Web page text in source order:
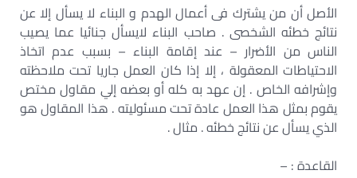
الأصل أن من يشترك فى أعمال الهدم و البناء لا يسأل إلا عن
نتائج خطئه الشخصى . صاحب البناء لايسأل جنائيا عما يصيب
الناس من الأضرار – عند إقامة البناء – بسبب عدم اتخاذ
الاحتياطات المعقولة ، إلا إذا كان العمل جاريا تحت ملاحظته
وإشرافه الخاص . إن عهد به كله أو بعضه إلي مقاول مختص
يقوم بمثل هذا العمل عادة تحت مسئوليته . هذا المقاول هو
الذي يسأل عن نتائج خطئه . مثال .
القاعدة : –